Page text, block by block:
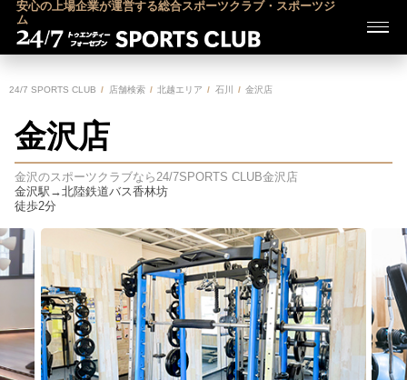
安心の上場企業が運営する総合スポーツクラブ・スポーツジ
ム
24/7 SPORTS CLUB 店舗検索 北越エリア 石川 金沢店
金沢店
金沢のスポーツクラブなら24/7SPORTS CLUB金沢店
金沢駅→北陸鉄道バス香林坊
徒歩2分